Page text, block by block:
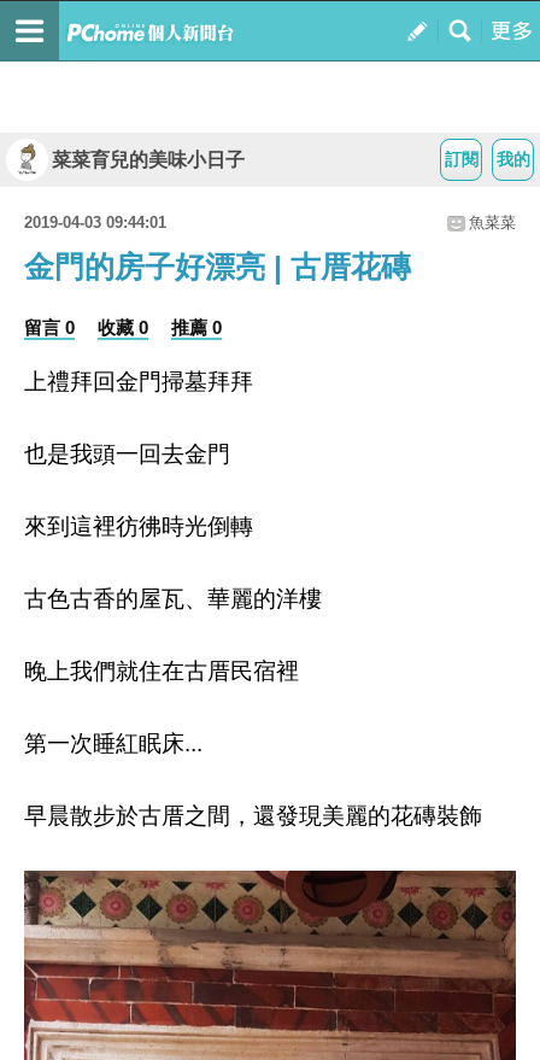
我的
訂閱
菜菜育兒的美味小日子
2019-04-03 09:44:01 魚菜菜
金門的房子好漂亮 | 古厝花磚
留言 0 收藏 0 推薦 0
上禮拜回金門掃墓拜拜
也是我頭一回去金門
來到這裡彷彿時光倒轉
古色古香的屋瓦、華麗的洋樓
晚上我們就住在古厝民宿裡
第一次睡紅眠床...
早晨散步於古厝之間，還發現美麗的花磚裝飾